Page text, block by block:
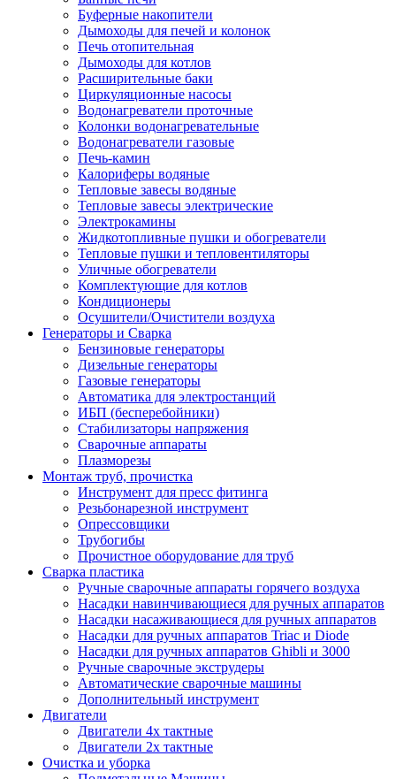
Буферные накопители
Дымоходы для печей и колонок
Печь отопительная
Дымоходы для котлов
Расширительные баки
Циркуляционные насосы
Водонагреватели проточные
Колонки водонагревательные
Водонагреватели газовые
Печь-камин
Калориферы водяные
Тепловые завесы водяные
Тепловые завесы электрические
Электрокамины
Жидкотопливные пушки и обогреватели
Тепловые пушки и тепловентиляторы
Уличные обогреватели
Комплектующие для котлов
Кондиционеры
Осушители/Очистители воздуха
Генераторы и Сварка
Бензиновые генераторы
Дизельные генераторы
Газовые генераторы
Автоматика для электростанций
ИБП (бесперебойники)
Стабилизаторы напряжения
Сварочные аппараты
Плазморезы
Монтаж труб, прочистка
Инструмент для пресс фитинга
Резьбонарезной инструмент
Опрессовщики
Трубогибы
Прочистное оборудование для труб
Сварка пластика
Ручные сварочные аппараты горячего воздуха
Насадки навинчивающиеся для ручных аппаратов
Насадки насаживающиеся для ручных аппаратов
Насадки для ручных аппаратов Triac и Diode
Насадки для ручных аппаратов Ghibli и 3000
Ручные сварочные экструдеры
Автоматические сварочные машины
Дополнительный инструмент
Двигатели
Двигатели 4х тактные
Двигатели 2х тактные
Очистка и уборка